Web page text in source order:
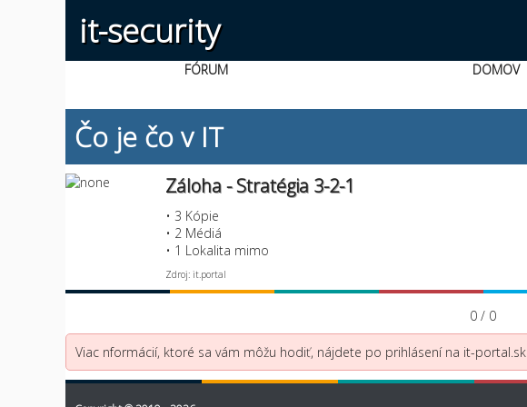
it-security
FÓRUM DOMOV
Čo je čo v IT
Záloha - Stratégia 3-2-1
• 3 Kópie
• 2 Médiá
• 1 Lokalita mimo
Zdroj: it.portal
0 / 0
Viac nformácií, ktoré sa vám môžu hodiť, nájdete po prihlásení na it-portal.sk